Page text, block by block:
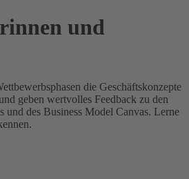
und
die Geschäftskonzepte
geben wertvolles Feedback zu den
und des Business Model Canvas. Lerne